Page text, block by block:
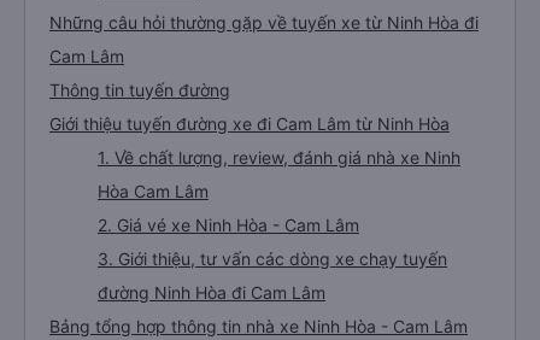
Những câu hỏi thường gặp về tuyến xe từ Ninh Hòa đi
Cam Lâm
Thông tin tuyến đường
Giới thiệu tuyến đường xe đi Cam Lâm từ Ninh Hòa
1. Về chất lượng, review, đánh giá nhà xe Ninh
Hòa Cam Lâm
2. Giá vé xe Ninh Hòa - Cam Lâm
3. Giới thiệu, tư vấn các dòng xe chạy tuyến
đường Ninh Hòa đi Cam Lâm
Bảng tổng hợp thông tin nhà xe Ninh Hòa - Cam Lâm